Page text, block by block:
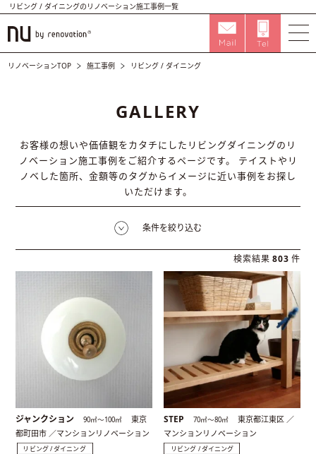
リビング / ダイニングのリノベーション施工事例一覧
リノベーションTOP 施工事例 リビング / ダイニング
GALLERY
お客様の想いや価値観をカタチにしたリビングダイニングのリ
ノベーション施工事例をご紹介するページです。
テイストやリ
ノベした箇所、金額等のタグからイメージに近い事例をお探し
いただけます。
条件を絞り込む
検索結果 803 件
ジャンクション 90㎡〜100㎡
東京
都町田市 ／マンションリノベーション
リビング / ダイニング
STEP 70㎡〜80㎡
東京都江東区 ／
マンションリノベーション
リビング / ダイニング